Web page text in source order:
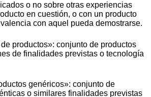
o no sobre otras experiencias
en cuestión, o con un producto
con aquel pueda demostrarse.
productos»: conjunto de productos
de finalidades previstas o tecnología
genéricos»: conjunto de
o similares finalidades previstas